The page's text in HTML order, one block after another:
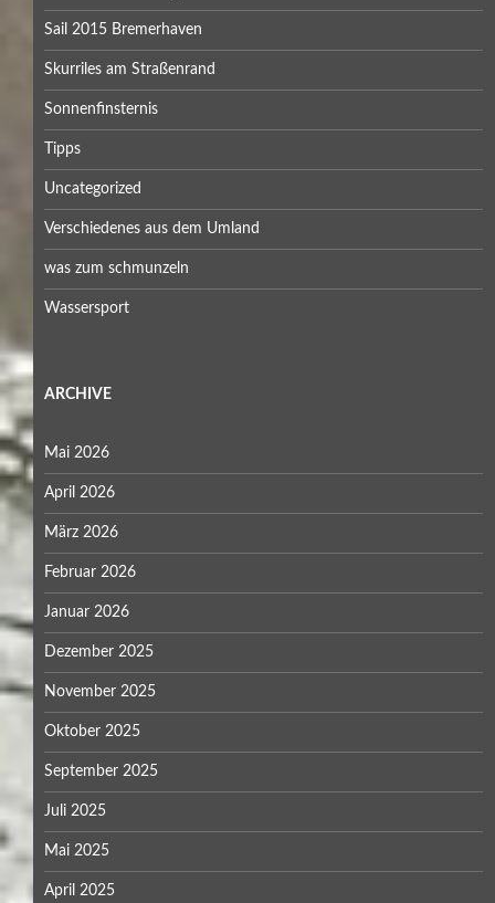
Sail 2015 Bremerhaven
Skurriles am Straßenrand
Sonnenfinsternis
Tipps
Uncategorized
Verschiedenes aus dem Umland
was zum schmunzeln
Wassersport
ARCHIVE
Mai 2026
April 2026
März 2026
Februar 2026
Januar 2026
Dezember 2025
November 2025
Oktober 2025
September 2025
Juli 2025
Mai 2025
April 2025